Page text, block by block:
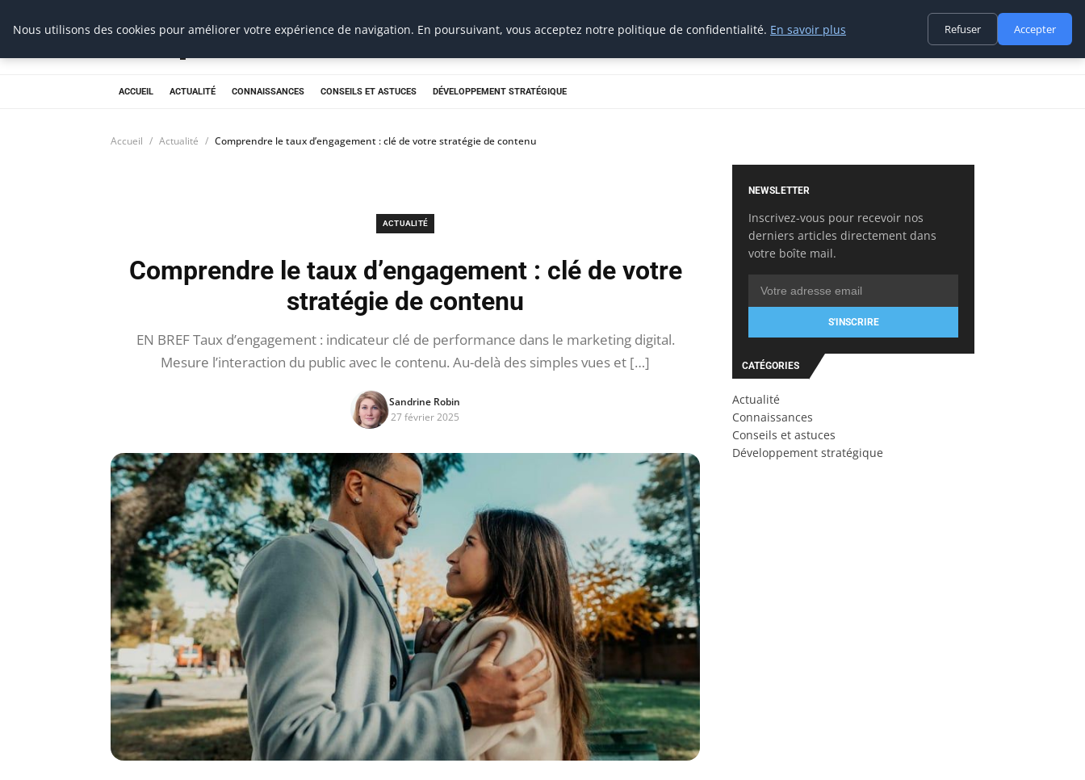
Prospection Pro
ACCUEIL ACTUALITÉ CONNAISSANCES CONSEILS ET ASTUCES DÉVELOPPEMENT STRATÉGIQUE
Accueil Actualité Comprendre le taux d’engagement : clé de votre stratégie de contenu
ACTUALITÉ
Comprendre le taux d’engagement : clé de votre
stratégie de contenu
EN BREF Taux d’engagement : indicateur clé de performance dans le marketing digital.
Mesure l’interaction du public avec le contenu. Au-delà des simples vues et […]
Sandrine Robin
27 février 2025
NEWSLETTER
Inscrivez-vous pour recevoir nos
derniers articles directement dans
votre boîte mail.
S'INSCRIRE
CATÉGORIES
Actualité
Connaissances
Conseils et astuces
Développement stratégique
Nous utilisons des cookies pour améliorer votre expérience de navigation. En poursuivant, vous acceptez notre politique de confidentialité. En savoir plus Refuser Accepter